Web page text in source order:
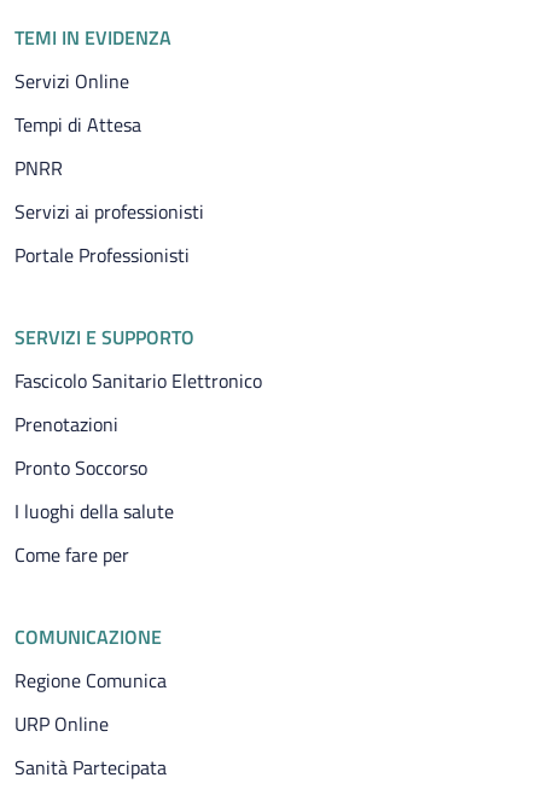
TEMI IN EVIDENZA
Servizi Online
Tempi di Attesa
PNRR
Servizi ai professionisti
Portale Professionisti
SERVIZI E SUPPORTO
Fascicolo Sanitario Elettronico
Prenotazioni
Pronto Soccorso
I luoghi della salute
Come fare per
COMUNICAZIONE
Regione Comunica
URP Online
Sanità Partecipata